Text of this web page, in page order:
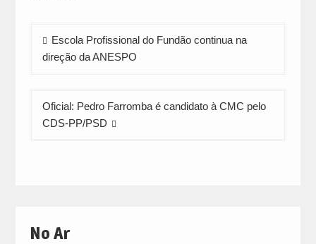
Navegação
de
Escola Profissional do Fundão continua na
direção da ANESPO
Oficial: Pedro Farromba é candidato à CMC pelo
CDS-PP/PSD
No Ar